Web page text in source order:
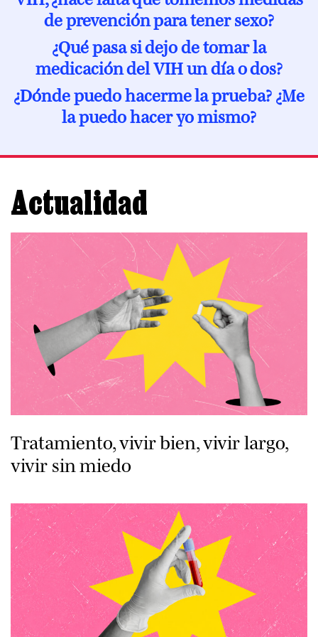
Cáncer y VIH
Menopausia y VIH
A los 30
A los 40
A los 50
Desde los 60
de prevención para tener sexo?
¿Qué pasa si dejo de tomar la
medicación del VIH un día o dos?
¿Dónde puedo hacerme la prueba? ¿Me
la puedo hacer yo mismo?
Actualidad
Tratamiento, vivir bien, vivir largo,
vivir sin miedo